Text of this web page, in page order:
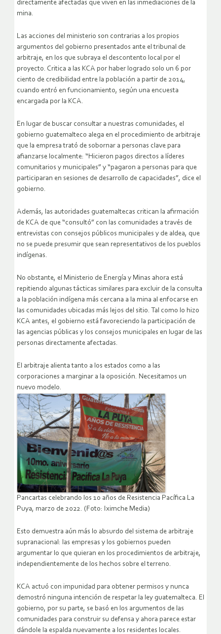
directamente afectadas que viven en las inmediaciones de la
mina.
Las acciones del ministerio son contrarias a los propios
argumentos del gobierno presentados ante el tribunal de
arbitraje, en los que subraya el descontento local por el
proyecto. Critica a las KCA por haber logrado solo un 6 por
ciento de credibilidad entre la población a partir de 2014,
cuando entró en funcionamiento, según una encuesta
encargada por la KCA.
En lugar de buscar consultar a nuestras comunidades, el
gobierno guatemalteco alega en el procedimiento de arbitraje
que la empresa trató de sobornar a personas clave para
afianzarse localmente: “Hicieron pagos directos a líderes
comunitarios y municipales” y “pagaron a personas para que
participaran en sesiones de desarrollo de capacidades”, dice el
gobierno.
Además, las autoridades guatemaltecas critican la afirmación
de KCA de que “consultó” con las comunidades a través de
entrevistas con consejos públicos municipales y de aldea, que
no se puede presumir que sean representativos de los pueblos
indígenas.
No obstante, el Ministerio de Energía y Minas ahora está
repitiendo algunas tácticas similares para excluir de la consulta
a la población indígena más cercana a la mina al enfocarse en
las comunidades ubicadas más lejos del sitio. Tal como lo hizo
KCA antes, el gobierno está favoreciendo la participación de
las agencias públicas y los consejos municipales en lugar de las
personas directamente afectadas.
El arbitraje alienta tanto a los estados como a las
corporaciones a marginar a la oposición. Necesitamos un
nuevo modelo.
Pancartas celebrando los 10 años de Resistencia Pacífica La
Puya, marzo de 2022. (Foto: Iximche Media)
Esto demuestra aún más lo absurdo del sistema de arbitraje
supranacional: las empresas y los gobiernos pueden
argumentar lo que quieran en los procedimientos de arbitraje,
independientemente de los hechos sobre el terreno.
KCA actuó con impunidad para obtener permisos y nunca
demostró ninguna intención de respetar la ley guatemalteca. El
gobierno, por su parte, se basó en los argumentos de las
comunidades para construir su defensa y ahora parece estar
dándole la espalda nuevamente a los residentes locales.